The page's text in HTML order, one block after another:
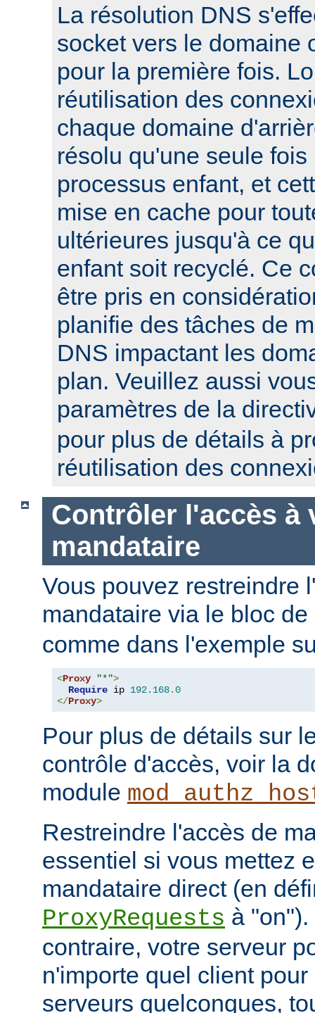
La résolution DNS
socket vers le domaine
pour la première fois.
réutilisation des
chaque domaine
résolu qu'une seule
processus enfant, et
mise en cache pour
ultérieures jusqu'à ce
enfant soit recyclé. Ce
être pris en
planifie des tâches de
DNS impactant les
plan. Veuillez aussi
paramètres de la
pour plus de détails à
réutilisation des
Contrôler l'accès à
mandataire
Vous pouvez restreindre
mandataire via le bloc
comme dans l'exemple
<Proxy "*">
Require ip 192.168.0
</Proxy>
Pour plus de détails sur
contrôle d'accès, voir la
module
Restreindre l'accès de
essentiel si vous mettez
mandataire direct (en
ProxyRequests à
contraire, votre serveur
n'importe quel client
serveurs quelconques,